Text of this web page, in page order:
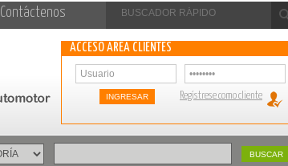
Contáctenos
ACCESO ÁREA CLIENTES
Regístrese como cliente